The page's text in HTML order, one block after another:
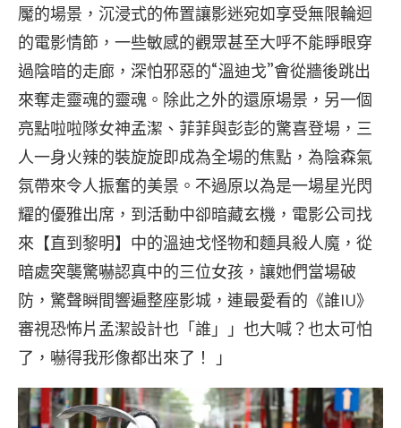
魘的場景，沉浸式的佈置讓影迷宛如享受無限輪迴
的電影情節，一些敏感的觀眾甚至大呼不能睜眼穿
過陰暗的走廊，深怕邪惡的“溫迪戈”會從牆後跳出
來奪走靈魂的靈魂。除此之外的還原場景，另一個
亮點啦啦隊女神孟潔、菲菲與彭彭的驚喜登場，三
人一身火辣的裝旋旋即成為全場的焦點，為陰森氣
氛帶來令人振奮的美景。不過原以為是一場星光閃
耀的優雅出席，到活動中卻暗藏玄機，電影公司找
來【直到黎明】中的溫迪戈怪物和麵具殺人魔，從
暗處突襲驚嚇認真中的三位女孩，讓她們當場破
防，驚聲瞬間響遍整座影城，連最愛看的《誰IU》
審視恐怖片孟潔設計也「誰」」也大喊？也太可怕
了，嚇得我形像都出來了！ 」